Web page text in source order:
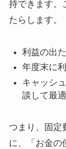
持できます。
たらします。
利益の出
年度末に
キャッシ
談して最
つまり、固定
に、「お金の